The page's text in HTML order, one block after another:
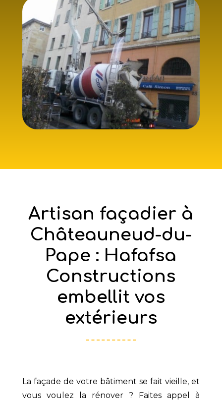
Artisan façadier à
Châteauneud-du-
Pape : Hafafsa
Constructions
embellit vos
extérieurs
La façade de votre bâtiment se fait vieille, et
vous voulez la rénover ? Faites appel à